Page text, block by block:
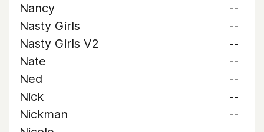
Nancy
--
Nasty Girls
--
Nasty Girls V2
--
Nate
--
Ned
--
Nick
--
Nickman
--